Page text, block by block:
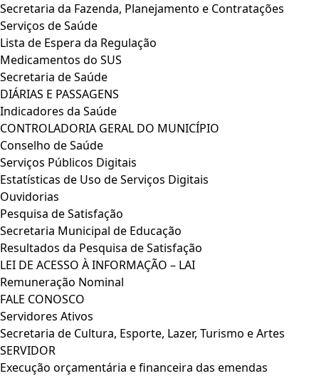
Secretaria da Fazenda, Planejamento e Contratações
Serviços de Saúde
Lista de Espera da Regulação
Medicamentos do SUS
Secretaria de Saúde
DIÁRIAS E PASSAGENS
Indicadores da Saúde
CONTROLADORIA GERAL DO MUNICÍPIO
Conselho de Saúde
Serviços Públicos Digitais
Estatísticas de Uso de Serviços Digitais
Ouvidorias
Pesquisa de Satisfação
Secretaria Municipal de Educação
Resultados da Pesquisa de Satisfação
LEI DE ACESSO À INFORMAÇÃO – LAI
Remuneração Nominal
FALE CONOSCO
Servidores Ativos
Secretaria de Cultura, Esporte, Lazer, Turismo e Artes
SERVIDOR
Execução orçamentária e financeira das emendas